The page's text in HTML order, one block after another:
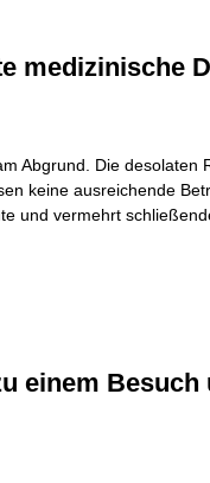
medizinische
Abgrund. Die
keine ausreichende
und vermehrt
einem